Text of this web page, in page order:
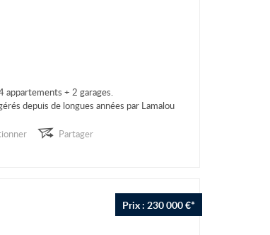
appartements + 2 garages.
depuis de longues années par Lamalou
Partager
Prix : 230 000 €*